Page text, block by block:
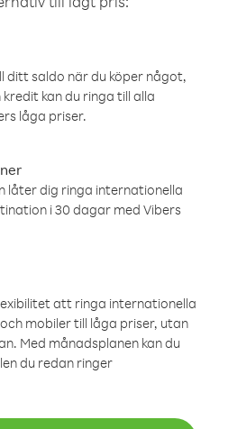
ditt saldo när du köper något,
kan du ringa till alla
låga priser.
låter dig ringa internationella
i 30 dagar med Vibers
att ringa internationella
mobiler till låga priser, utan
Med månadsplanen kan du
du redan ringer